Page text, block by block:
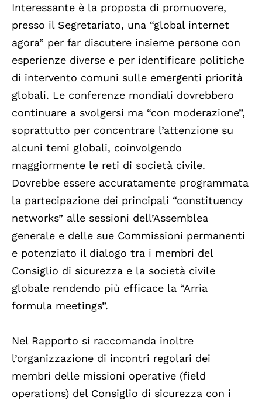
Interessante è la proposta di promuovere,
presso il Segretariato, una “global internet
agora” per far discutere insieme persone con
esperienze diverse e per identificare politiche
di intervento comuni sulle emergenti priorità
globali. Le conferenze mondiali dovrebbero
continuare a svolgersi ma “con moderazione”,
soprattutto per concentrare l’attenzione su
alcuni temi globali, coinvolgendo
maggiormente le reti di società civile.
Dovrebbe essere accuratamente programmata
la partecipazione dei principali “constituency
networks” alle sessioni dell’Assemblea
generale e delle sue Commissioni permanenti
e potenziato il dialogo tra i membri del
Consiglio di sicurezza e la società civile
globale rendendo più efficace la “Arria
formula meetings”.
Nel Rapporto si raccomanda inoltre
l’organizzazione di incontri regolari dei
membri delle missioni operative (field
operations) del Consiglio di sicurezza con i